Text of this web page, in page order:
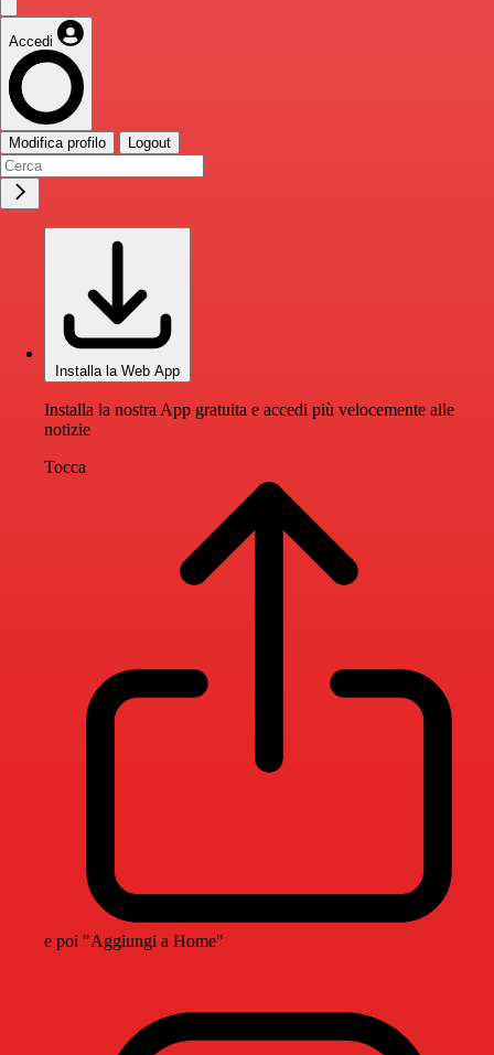
Accedi
Modifica profilo Logout
Installa la Web App
Installa la nostra App gratuita e accedi più velocemente alle
notizie
Tocca
e poi "Aggiungi a Home"